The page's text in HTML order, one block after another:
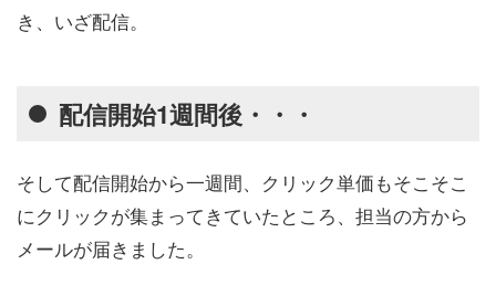
き、いざ配信。
配信開始1週間後・・・
そして配信開始から一週間、クリック単価もそこそこ
にクリックが集まってきていたところ、担当の方から
メールが届きました。